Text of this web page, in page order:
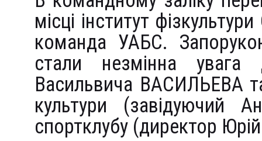
місці інститут
команда УАБС.
стали незмінна
Васильвича ВАСИЛЬЕВА
культури (завідуючий
спортклубу (директор